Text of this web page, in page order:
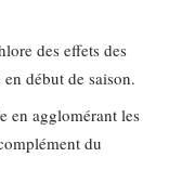
des effets des
début de saison.
en agglomérant les
du